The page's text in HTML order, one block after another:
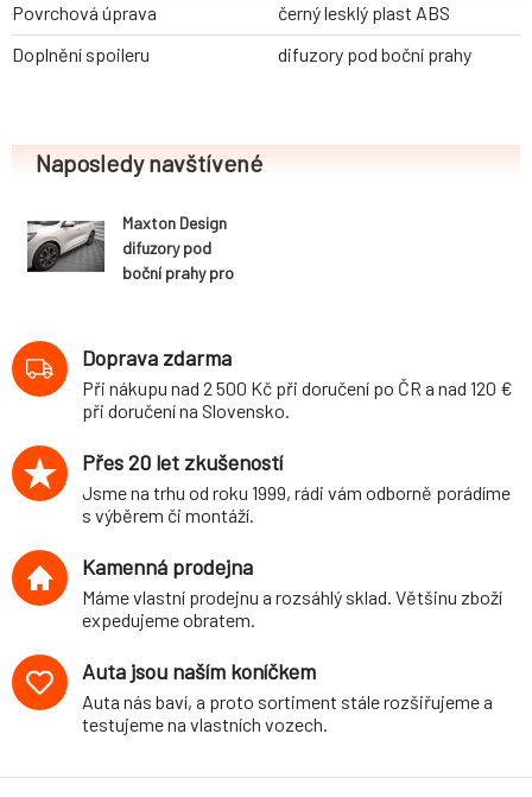
Povrchová úprava
černý lesklý plast ABS
Doplnění spoileru
difuzory pod boční prahy
Naposledy navštívené
Maxton Design
difuzory pod
boční prahy pro
lesklý plast ABS
Doprava zdarma
Při nákupu nad 2 500 Kč při doručení po ČR a nad 120 €
při doručení na Slovensko.
Přes 20 let zkušeností
Jsme na trhu od roku 1999, rádi vám odborně porádíme
s výběrem či montáží.
Kamenná prodejna
Máme vlastní prodejnu a rozsáhlý sklad. Většinu zboží
expedujeme obratem.
Auta jsou naším koníčkem
Auta nás baví, a proto sortiment stále rozšiřujeme a
testujeme na vlastních vozech.